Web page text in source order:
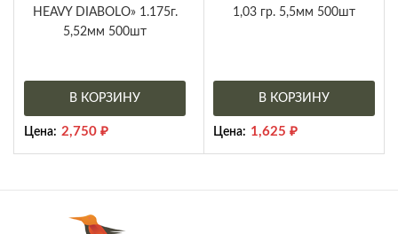
HEAVY DIABOLO» 1.175г.
5,52мм 500шт
В КОРЗИНУ
Цена: 2,750 ₽
1,03 гр. 5,5мм 500шт
В КОРЗИНУ
Цена: 1,625 ₽